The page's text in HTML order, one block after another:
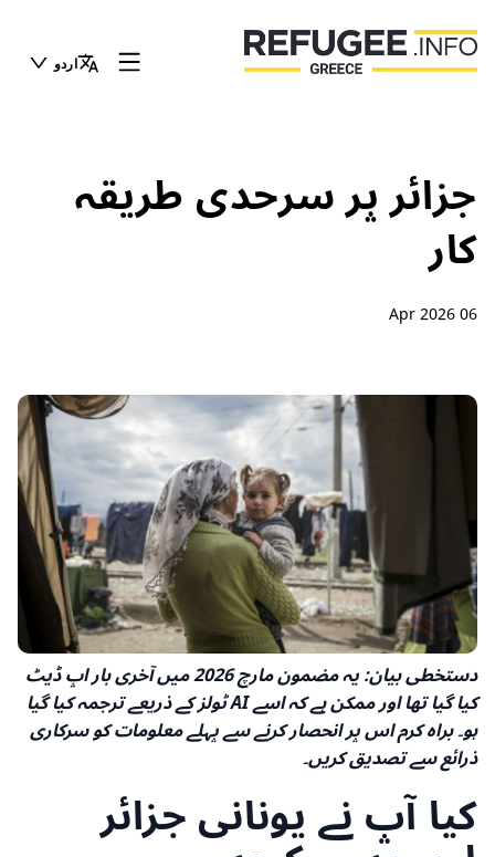
اردو
جزائر پر سرحدی طریقہ
کار
06 Apr 2026
دستخطی بیان: یہ مضمون مارچ 2026 میں آخری بار اپ ڈیٹ
کیا گیا تھا اور ممکن ہے کہ اسے AI ٹولز کے ذریعے ترجمہ کیا گیا
ہو۔ براہ کرم اس پر انحصار کرنے سے پہلے معلومات کو سرکاری
ذرائع سے تصدیق کریں۔
کیا آپ نے یونانی جزائر